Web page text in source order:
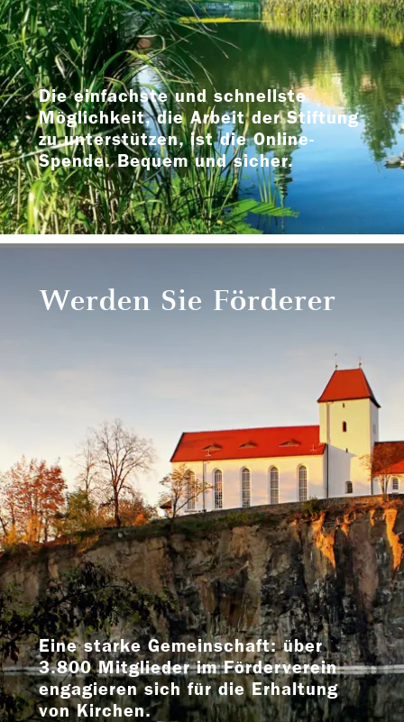
Die einfachste und schnellste
Möglichkeit, die Arbeit der Stiftung
zu unterstützen, ist die Online-
Spende. Bequem und sicher.
Werden Sie Förderer
Eine starke Gemeinschaft: über
3.800 Mitglieder im Förderverein
engagieren sich für die Erhaltung
von Kirchen.